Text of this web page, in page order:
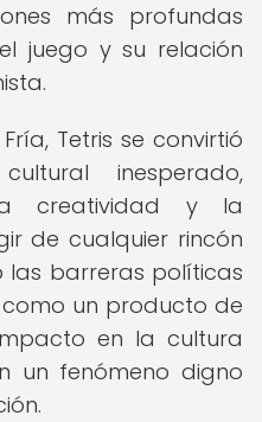
más profundas
juego y su relación
Tetris se convirtió
inesperado,
creatividad y la
de cualquier rincón
las barreras políticas
un producto de
en la cultura
un fenómeno digno